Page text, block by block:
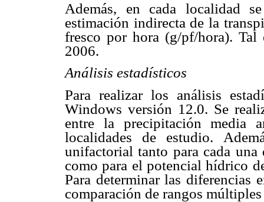
Además, en cada localidad
estimación indirecta de la
fresco por hora (g/pf/hora).
2006.
Análisis estadísticos
Para realizar los análisis
Windows versión 12.0. Se
entre la precipitación
localidades de estudio.
unifactorial tanto para cada
como para el potencial hídrico
Para determinar las diferencias
comparación de rangos